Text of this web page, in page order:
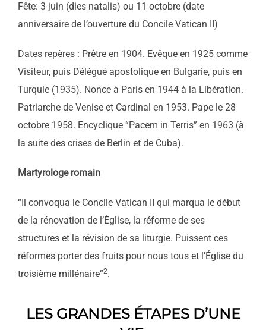
Fête: 3 juin (dies natalis) ou 11 octobre (date
anniversaire de l’ouverture du Concile Vatican II)
Dates repères : Prêtre en 1904. Evêque en 1925 comme
Visiteur, puis Délégué apostolique en Bulgarie, puis en
Turquie (1935). Nonce à Paris en 1944 à la Libération.
Patriarche de Venise et Cardinal en 1953. Pape le 28
octobre 1958. Encyclique “Pacem in Terris” en 1963 (à
la suite des crises de Berlin et de Cuba).
Martyrologe romain
“Il convoqua le Concile Vatican II qui marqua le début
de la rénovation de l’Église, la réforme de ses
structures et la révision de sa liturgie. Puissent ces
réformes porter des fruits pour nous tous et l’Église du
troisième millénaire”2.
LES GRANDES ÉTAPES D’UNE